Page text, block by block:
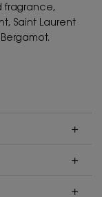
fragrance,
Saint Laurent